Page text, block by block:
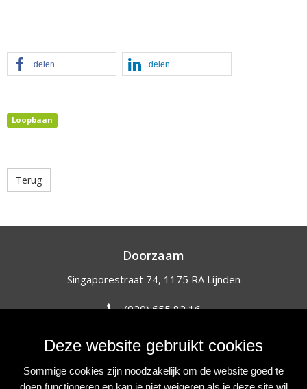
delen delen
Loopbaan
Terug
Doorzaam
Singaporestraat 74, 1175 RA Lijnden
(020) 655 82 16
NIEUWSBRIEF
Blijf op de hoogte van onze initiatieven, acties en projecten.
Deze website gebruikt cookies
Sommige cookies zijn noodzakelijk om de website goed te
doen functioneren en kan je niet weigeren als je deze site wil